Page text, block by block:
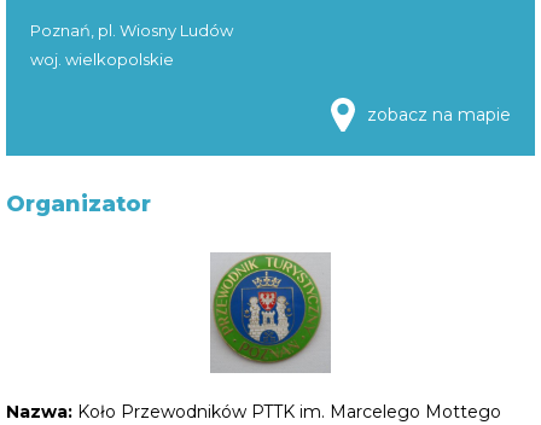
Poznań, pl. Wiosny Ludów
woj. wielkopolskie
zobacz na mapie
Organizator
Nazwa: Koło Przewodników PTTK im. Marcelego Mottego